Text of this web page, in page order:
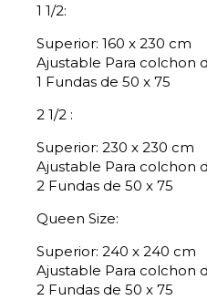
1 1/2:
Superior: 160 x 230 cm
Ajustable Para colchon
1 Fundas de 50 x 75
2 1/2 :
Superior: 230 x 230 cm
Ajustable Para colchon
2 Fundas de 50 x 75
Queen Size:
Superior: 240 x 240 cm
Ajustable Para colchon
2 Fundas de 50 x 75